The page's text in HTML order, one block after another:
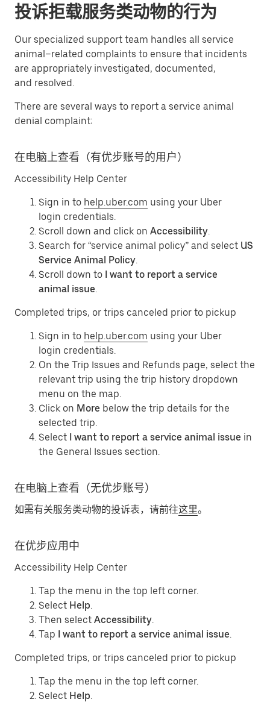
投诉拒载服务类动物的行为
Our specialized support team handles all service
animal–related complaints to ensure that incidents
are appropriately investigated, documented,
and resolved.
There are several ways to report a service animal
denial complaint:
在电脑上查看（有优步账号的用户）
Accessibility Help Center
Sign in to help.uber.com using your Uber
login credentials.
Scroll down and click on Accessibility.
Search for “service animal policy” and select US
Service Animal Policy.
Scroll down to I want to report a service
animal issue.
Completed trips, or trips canceled prior to pickup
Sign in to help.uber.com using your Uber
login credentials.
On the Trip Issues and Refunds page, select the
relevant trip using the trip history dropdown
menu on the map.
Click on More below the trip details for the
selected trip.
Select I want to report a service animal issue in
the General Issues section.
在电脑上查看（无优步账号）
如需有关服务类动物的投诉表，请前往这里。
在优步应用中
Accessibility Help Center
Tap the menu in the top left corner.
Select Help.
Then select Accessibility.
Tap I want to report a service animal issue.
Completed trips, or trips canceled prior to pickup
Tap the menu in the top left corner.
Select Help.